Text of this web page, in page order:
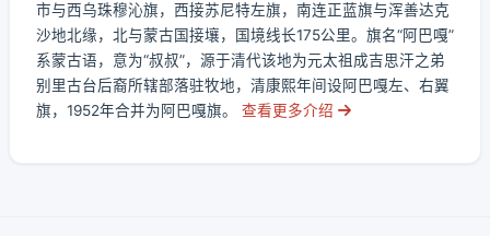
市与西乌珠穆沁旗，西接苏尼特左旗，南连正蓝旗与浑善达克
沙地北缘，北与蒙古国接壤，国境线长175公里。旗名“阿巴嘎”
系蒙古语，意为“叔叔”，源于清代该地为元太祖成吉思汗之弟
别里古台后裔所辖部落驻牧地，清康熙年间设阿巴嘎左、右翼
旗，1952年合并为阿巴嘎旗。
查看更多介绍